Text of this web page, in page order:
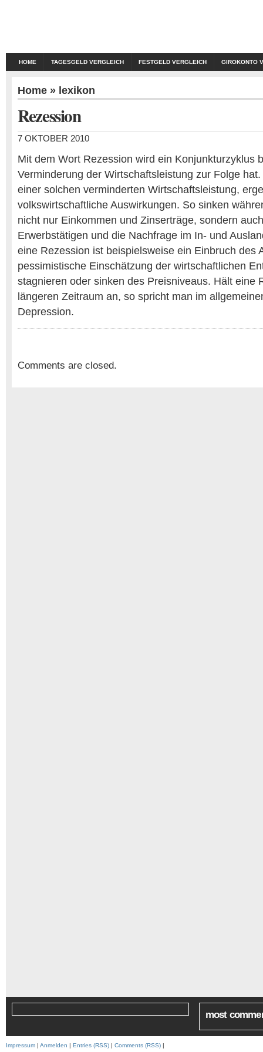
HOME TAGESGELD VERGLEICH FESTGELD VERGLEICH GIROKONTO
Home » lexikon
Rezession
7 OKTOBER 2010
Mit dem Wort Rezession wird ein Konjunkturzyklus
Verminderung der Wirtschaftsleistung zur Folge
einer solchen verminderten Wirtschaftsleistung,
volkswirtschaftliche Auswirkungen. So sinken
nicht nur Einkommen und Zinserträge, sondern
Erwerbstätigen und die Nachfrage im In- und
eine Rezession ist beispielsweise ein Einbruch des
pessimistische Einschätzung der wirtschaftlichen
stagnieren oder sinken des Preisniveaus. Hält eine
längeren Zeitraum an, so spricht man im
Depression.
Comments are closed.
most
Impressum | Anmelden | Entries (RSS) | Comments (RSS) |